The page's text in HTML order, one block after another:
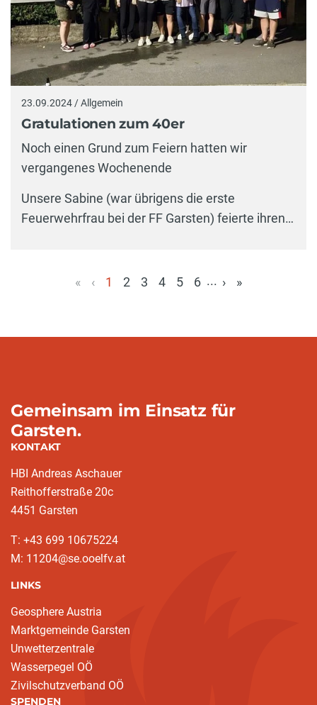
23.09.2024 / Allgemein
Gratulationen zum 40er
Noch einen Grund zum Feiern hatten wir
vergangenes Wochenende
Unsere Sabine (war übrigens die erste
Feuerwehrfrau bei der FF Garsten) feierte ihren…
« ‹
1
2 3 4 5 6 ... › »
Gemeinsam im Einsatz für
Garsten.
KONTAKT
HBI Andreas Aschauer
Reithofferstraße 20c
4451 Garsten
T: ‭+43 699 10675224‬
M: 11204@se.ooelfv.at
LINKS
Geosphere Austria
Marktgemeinde Garsten
Unwetterzentrale
Wasserpegel OÖ
Zivilschutzverband OÖ
SPENDEN